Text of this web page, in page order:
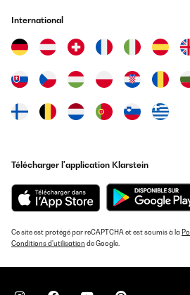
International
Télécharger l'application Klarstein
Ce site est protégé par reCAPTCHA et est soumis à la
Conditions d'utilisation de Google.